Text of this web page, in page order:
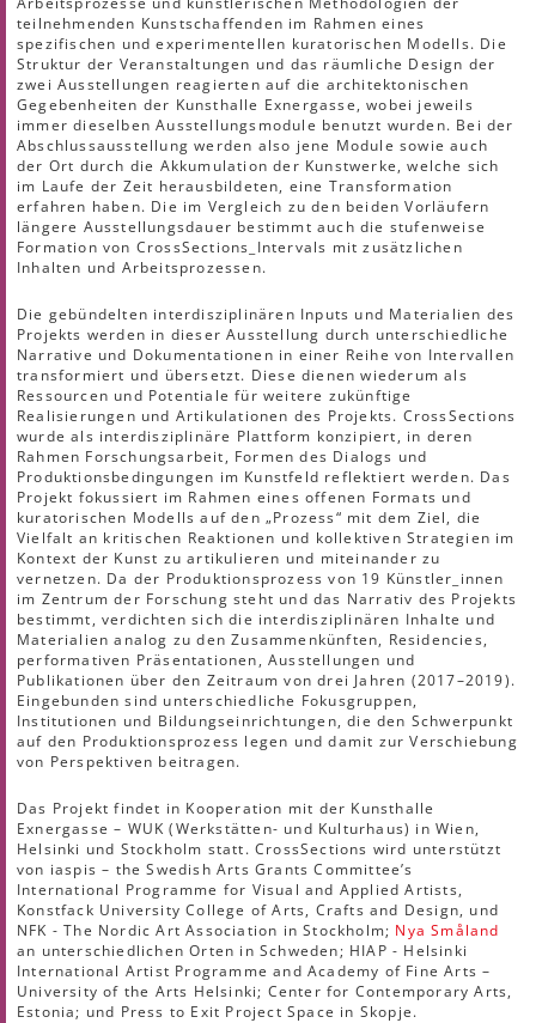
teilnehmenden Kunstschaffenden im Rahmen eines
spezifischen und experimentellen kuratorischen Modells. Die
Struktur der Veranstaltungen und das räumliche Design der
zwei Ausstellungen reagierten auf die architektonischen
Gegebenheiten der Kunsthalle Exnergasse, wobei jeweils
immer dieselben Ausstellungsmodule benutzt wurden. Bei der
Abschlussausstellung werden also jene Module sowie auch
der Ort durch die Akkumulation der Kunstwerke, welche sich
im Laufe der Zeit herausbildeten, eine Transformation
erfahren haben. Die im Vergleich zu den beiden Vorläufern
längere Ausstellungsdauer bestimmt auch die stufenweise
Formation von CrossSections_Intervals mit zusätzlichen
Inhalten und Arbeitsprozessen.
Die gebündelten interdisziplinären Inputs und Materialien des
Projekts werden in dieser Ausstellung durch unterschiedliche
Narrative und Dokumentationen in einer Reihe von Intervallen
transformiert und übersetzt. Diese dienen wiederum als
Ressourcen und Potentiale für weitere zukünftige
Realisierungen und Artikulationen des Projekts. CrossSections
wurde als interdisziplinäre Plattform konzipiert, in deren
Rahmen Forschungsarbeit, Formen des Dialogs und
Produktionsbedingungen im Kunstfeld reflektiert werden. Das
Projekt fokussiert im Rahmen eines offenen Formats und
kuratorischen Modells auf den „Prozess“ mit dem Ziel, die
Vielfalt an kritischen Reaktionen und kollektiven Strategien im
Kontext der Kunst zu artikulieren und miteinander zu
vernetzen. Da der Produktionsprozess von 19 Künstler_innen
im Zentrum der Forschung steht und das Narrativ des Projekts
bestimmt, verdichten sich die interdisziplinären Inhalte und
Materialien analog zu den Zusammenkünften, Residencies,
performativen Präsentationen, Ausstellungen und
Publikationen über den Zeitraum von drei Jahren (2017–2019).
Eingebunden sind unterschiedliche Fokusgruppen,
Institutionen und Bildungseinrichtungen, die den Schwerpunkt
auf den Produktionsprozess legen und damit zur Verschiebung
von Perspektiven beitragen.
Das Projekt findet in Kooperation mit der Kunsthalle
Exnergasse – WUK (Werkstätten- und Kulturhaus) in Wien,
Helsinki und Stockholm statt. CrossSections wird unterstützt
von iaspis – the Swedish Arts Grants Committee’s
International Programme for Visual and Applied Artists,
Konstfack University College of Arts, Crafts and Design, und
NFK - The Nordic Art Association in Stockholm; Nya Småland
an unterschiedlichen Orten in Schweden; HIAP - Helsinki
International Artist Programme and Academy of Fine Arts –
University of the Arts Helsinki; Center for Contemporary Arts,
Estonia; und Press to Exit Project Space in Skopje.